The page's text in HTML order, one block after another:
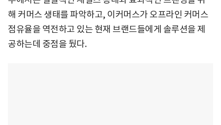
해 커머스 생태를 파악하고, 이커머스가 오프라인 커머스
점유율을 역전하고 있는 현재 브랜드들에게 솔루션을 제
공하는데 중점을 뒀다.